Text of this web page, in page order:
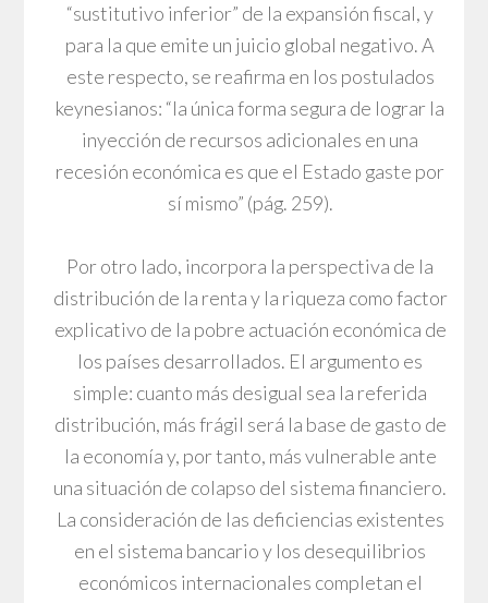
“sustitutivo inferior” de la expansión fiscal, y
para la que emite un juicio global negativo. A
este respecto, se reafirma en los postulados
keynesianos: “la única forma segura de lograr la
inyección de recursos adicionales en una
recesión económica es que el Estado gaste por
sí mismo” (pág. 259).
Por otro lado, incorpora la perspectiva de la
distribución de la renta y la riqueza como factor
explicativo de la pobre actuación económica de
los países desarrollados. El argumento es
simple: cuanto más desigual sea la referida
distribución, más frágil será la base de gasto de
la economía y, por tanto, más vulnerable ante
una situación de colapso del sistema financiero.
La consideración de las deficiencias existentes
en el sistema bancario y los desequilibrios
económicos internacionales completan el